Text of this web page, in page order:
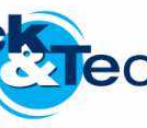
Dorn